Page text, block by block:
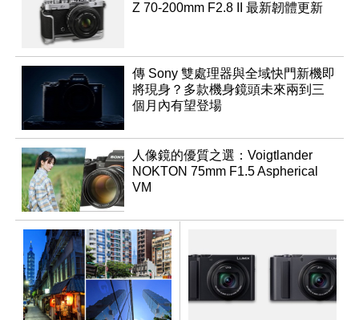
Z 70-200mm F2.8 II 最新韌體更新
傳 Sony 雙處理器與全域快門新機即
將現身？多款機身鏡頭未來兩到三
個月內有望登場
人像鏡的優質之選：Voigtlander
NOKTON 75mm F1.5 Aspherical
VM